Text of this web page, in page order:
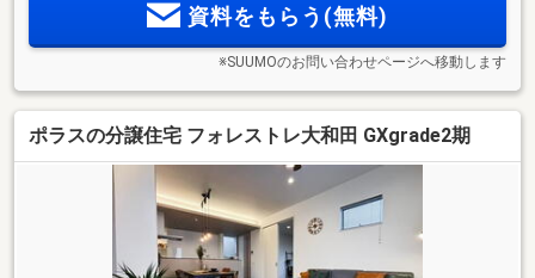
資料をもらう(無料)
※SUUMOのお問い合わせページへ移動します
ポラスの分譲住宅 フォレストレ大和田 GXgrade2期